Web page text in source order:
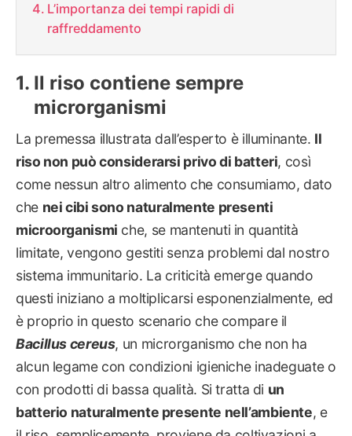
L’importanza dei tempi rapidi di
raffreddamento
Il riso contiene sempre
microrganismi
La premessa illustrata dall’esperto è illuminante. Il
riso non può considerarsi privo di batteri, così
come nessun altro alimento che consumiamo, dato
che nei cibi sono naturalmente presenti
microorganismi che, se mantenuti in quantità
limitate, vengono gestiti senza problemi dal nostro
sistema immunitario. La criticità emerge quando
questi iniziano a moltiplicarsi esponenzialmente, ed
è proprio in questo scenario che compare il
Bacillus cereus, un microrganismo che non ha
alcun legame con condizioni igieniche inadeguate o
con prodotti di bassa qualità. Si tratta di un
batterio naturalmente presente nell’ambiente, e